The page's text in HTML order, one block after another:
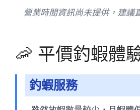
營業時間資訊尚未提供，建議
🦐 平價釣蝦體
釣蝦服務